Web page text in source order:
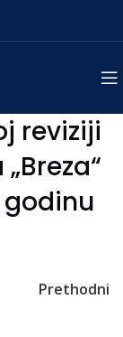
reviziji
godinu
Prethodni